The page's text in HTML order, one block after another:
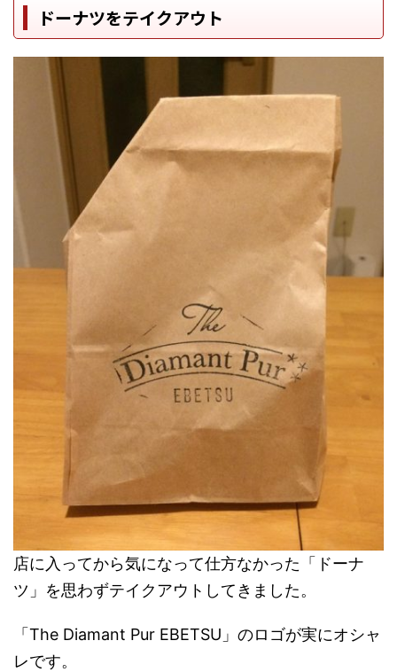
ドーナツをテイクアウト
店に入ってから気になって仕方なかった「ドーナ
ツ」を思わずテイクアウトしてきました。
「The Diamant Pur EBETSU」のロゴが実にオシャ
レです。